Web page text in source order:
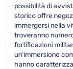
possibilità di
storico offre
immergersi nella
troveranno
fortificazioni
un'immersione
hanno